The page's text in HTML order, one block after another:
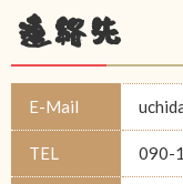
連絡先
E-Mail
TEL 090-